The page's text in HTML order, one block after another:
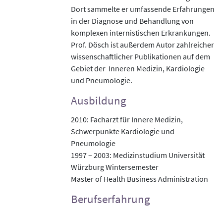
Dort sammelte er umfassende Erfahrungen
in der Diagnose und Behandlung von
komplexen internistischen Erkrankungen.
Prof. Dösch ist außerdem Autor zahlreicher
wissenschaftlicher Publikationen auf dem
Gebiet der Inneren Medizin, Kardiologie
und Pneumologie.
Ausbildung
2010: Facharzt für Innere Medizin,
Schwerpunkte Kardiologie und
Pneumologie
1997 – 2003: Medizinstudium Universität
Würzburg Wintersemester
Master of Health Business Administration
Berufserfahrung